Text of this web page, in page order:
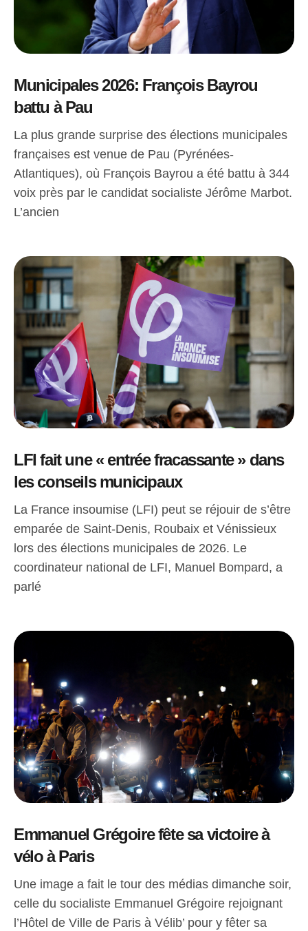
Municipales 2026: François Bayrou
battu à Pau
La plus grande surprise des élections municipales
françaises est venue de Pau (Pyrénées-
Atlantiques), où François Bayrou a été battu à 344
voix près par le candidat socialiste Jérôme Marbot.
L’ancien
LFI fait une « entrée fracassante » dans
les conseils municipaux
La France insoumise (LFI) peut se réjouir de s’être
emparée de Saint-Denis, Roubaix et Vénissieux
lors des élections municipales de 2026. Le
coordinateur national de LFI, Manuel Bompard, a
parlé
Emmanuel Grégoire fête sa victoire à
vélo à Paris
Une image a fait le tour des médias dimanche soir,
celle du socialiste Emmanuel Grégoire rejoignant
l’Hôtel de Ville de Paris à Vélib’ pour y fêter sa